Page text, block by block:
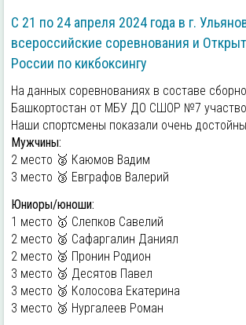
С 21 по 24 апреля 2024 года в г.
всероссийские соревнования и
России по кикбоксингу
На данных соревнованиях в составе
Башкортостан от МБУ ДО СШОР №7
Наши спортсмены показали очень
Мужчины:
2 место 🥈 Каюмов Вадим
3 место 🥉 Евграфов Валерий
Юниоры/юноши:
1 место 🥇 Слепков Савелий
2 место 🥈 Сафаргалин Даниял
2 место 🥈 Пронин Родион
3 место 🥉 Десятов Павел
3 место 🥉 Колосова Екатерина
3 место 🥉 Нургалеев Роман